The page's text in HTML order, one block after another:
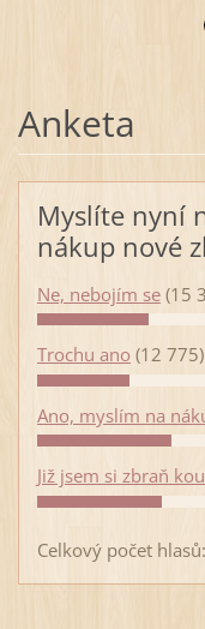
Anketa
Myslíte nyní
nákup nové
Ne, nebojím se (15
Trochu ano (12 775)
Ano, myslím na
Již jsem si zbraň
Celkový počet hlasů: